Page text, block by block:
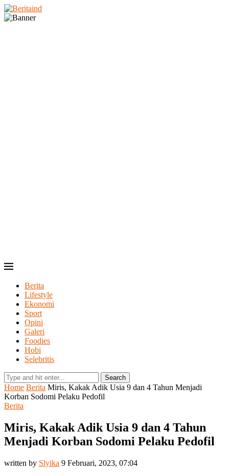
Berita
Lifestyle
Ekonomi
Sport
Opini
Galeri
Foodies
Hobi
Selebritis
Search
Home Berita Miris, Kakak Adik Usia 9 dan 4 Tahun Menjadi
Korban Sodomi Pelaku Pedofil
Berita
Miris, Kakak Adik Usia 9 dan 4 Tahun
Menjadi Korban Sodomi Pelaku Pedofil
written by Slyika 9 Februari, 2023, 07:04